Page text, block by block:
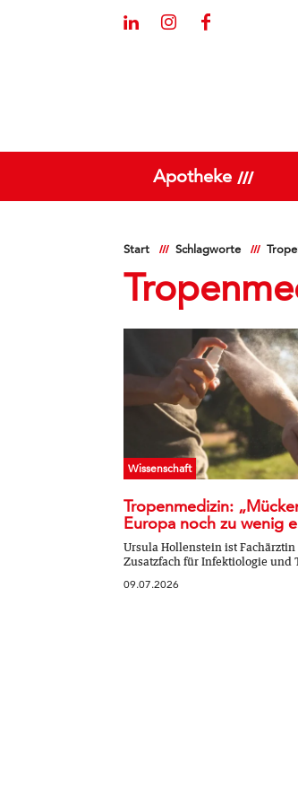
Apotheke
Start Schlagworte
Wissenschaft
Tropenmedizin:
Europa noch zu wenig
Ursula Hollenstein ist
Zusatzfach für Infektiologie und
09.07.2026